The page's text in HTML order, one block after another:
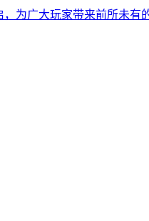
为广大玩家带来前所未